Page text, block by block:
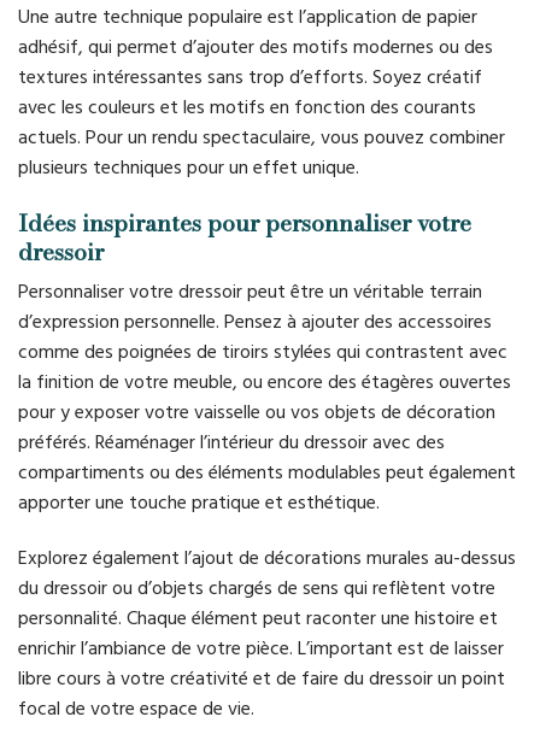
Une autre technique populaire est l’application de papier
adhésif, qui permet d’ajouter des motifs modernes ou des
textures intéressantes sans trop d’efforts. Soyez créatif
avec les couleurs et les motifs en fonction des courants
actuels. Pour un rendu spectaculaire, vous pouvez combiner
plusieurs techniques pour un effet unique.
Idées inspirantes pour personnaliser votre
dressoir
Personnaliser votre dressoir peut être un véritable terrain
d’expression personnelle. Pensez à ajouter des accessoires
comme des poignées de tiroirs stylées qui contrastent avec
la finition de votre meuble, ou encore des étagères ouvertes
pour y exposer votre vaisselle ou vos objets de décoration
préférés. Réaménager l’intérieur du dressoir avec des
compartiments ou des éléments modulables peut également
apporter une touche pratique et esthétique.
Explorez également l’ajout de décorations murales au-dessus
du dressoir ou d’objets chargés de sens qui reflètent votre
personnalité. Chaque élément peut raconter une histoire et
enrichir l’ambiance de votre pièce. L’important est de laisser
libre cours à votre créativité et de faire du dressoir un point
focal de votre espace de vie.